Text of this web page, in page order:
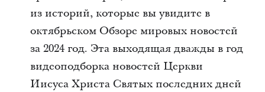
из историй, которые вы увидите в
октябрьском Обзоре мировых новостей
за 2024 год. Эта выходящая дважды в год
видеоподборка новостей Церкви
Иисуса Христа Святых последних дней